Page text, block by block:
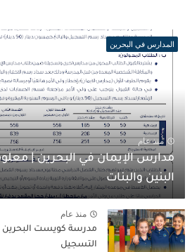
المدارس في البحرين
منذ عام
مدارس الإيمان في البحرين |
البنين والبنات
منذ عام
مدرسة كويست البحرين
التسجيل